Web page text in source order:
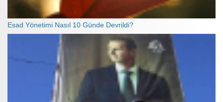
Esad Yönetimi Nasıl 10 Günde Devrildi?